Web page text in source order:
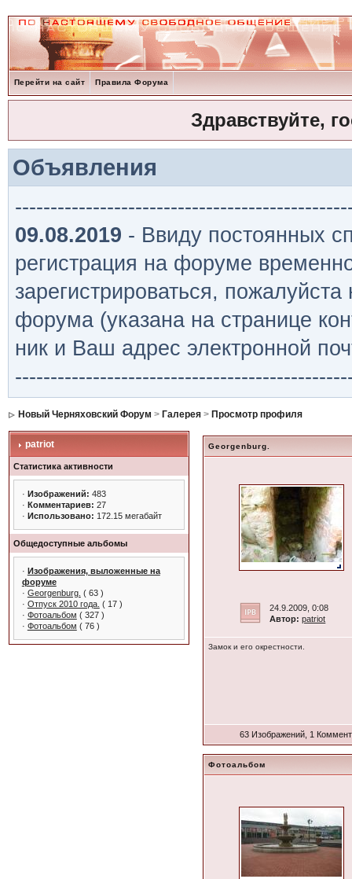
Перейти на сайт Правила Форума
Здравствуйте,
Объявления
09.08.2019 - Ввиду постоянных
регистрация на форуме
зарегистрироваться,
форума (указана на странице
ник и Ваш адрес электронной
Новый Черняховский Форум > Галерея> Просмотр профиля
patriot
Статистика активности
· Изображений: 483
· Комментариев: 27
· Использовано: 172.15 мегабайт
Общедоступные альбомы
· Изображения, выложенные на
форуме
· Georgenburg. ( 63 )
· Отпуск 2010 года. ( 17 )
· Фотоальбом ( 327 )
· Фотоальбом ( 76 )
Georgenburg.
24.9.2009, 0:08
Автор: patriot
Замок и его окрестности.
63 Изображений, 1
Фотоальбом